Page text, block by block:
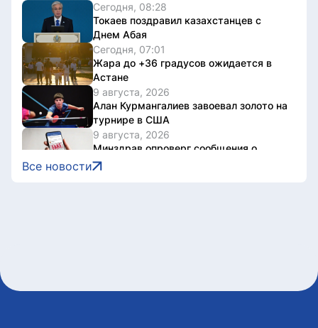
Сегодня, 08:28
Токаев поздравил казахстанцев с
Днем Абая
Сегодня, 07:01
Жара до +36 градусов ожидается в
Астане
9 августа, 2026
Алан Курмангалиев завоевал золото на
турнире в США
9 августа, 2026
Минздрав опроверг сообщения о
жестоком обращении с пациентами
Казахстан завоевал 2 золота на
Все новости